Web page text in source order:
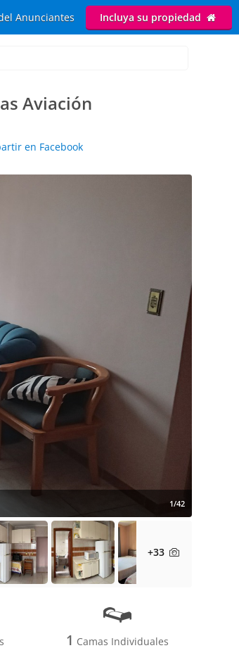
Anunciantes Incluya su propiedad
Aviación
en Facebook
1/42
+33
1 Camas Individuales